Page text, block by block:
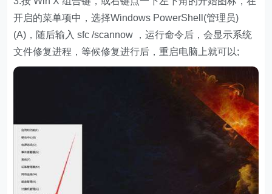
开启的菜单项中，选择Windows PowerShell(管理员)
(A)，随后输入 sfc /scannow ，运行命令后，会显示系统
文件修复进程，等候修复进行后，重启电脑上就可以;